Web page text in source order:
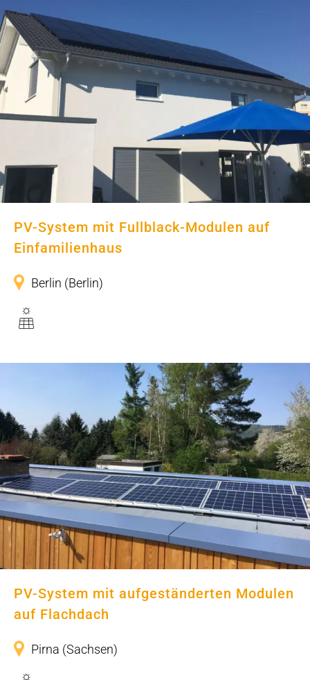
PV-System mit Fullblack-Modulen
auf Einfamilienhaus
PV-System mit Fullblack-Modulen auf
Einfamilienhaus
Berlin (Berlin)
PV-System mit aufgeständerten
Modulen auf Flachdach
PV-System mit aufgeständerten Modulen
auf Flachdach
Pirna (Sachsen)